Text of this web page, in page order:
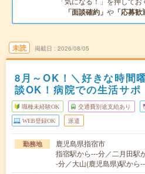
「面談確約」 や 「応募歓
未読 掲載日 2026/08/05
8月～OK！＼好きな時間
談OK！病院での生活サポ
職種未経験OK 交通費別途支給あり
WEB登録OK 派遣
勤務地
鹿児島県指宿市
指宿駅から---分／二月田駅
-分／大山(鹿児島県)駅から